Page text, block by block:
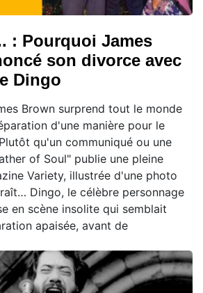
: Pourquoi James
son divorce avec
Dingo
Brown surprend tout le monde
d'une manière pour le
qu'un communiqué ou une
of Soul" publie une pleine
Variety, illustrée d'une photo
Dingo, le célèbre personnage
en scène insolite qui semblait
apaisée, avant de